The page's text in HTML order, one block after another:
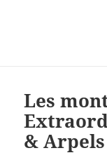
Les
& Arpels